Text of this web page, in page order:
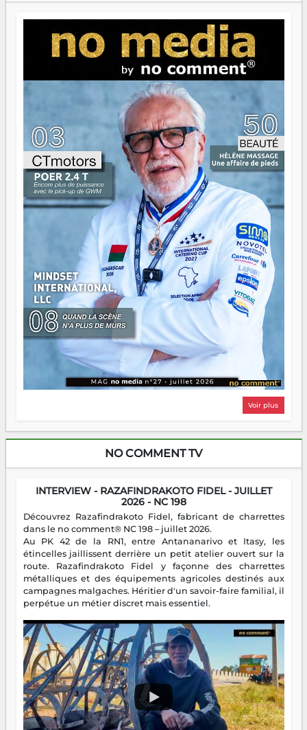
jeunes qui tiennent la torche. Alors oui, on pourrait
s'arrêter là, applaudir et rentrer chez soi satisfait. Mais ce
serait passer à côté d'une chose essentielle. La fougue, ça
brûle fort — et parfois, ça brûle vite. Une flamme sans
direction peut éclairer autant qu'elle peut consumer. C'est
là que les aînés entrent en scène — pas pour reprendre le
gouvernail, mais pour montrer où sont les récifs. Les jeunes
ont la force, les vieux ont l'expérience, comme on dit. Ce
n'est pas un combat de générations — c'est une question
d'équipage. Partagez vos réussites, mais aussi vos échecs.
Surtout vos échecs, d'ailleurs — ils enseignent mieux que
n'importe quel manuel. À Madagascar, la barque avance.
Il faut juste s'assurer que tout le monde rame dans le
même sens.
Voir plus
NO COMMENT TV
INTERVIEW - RAZAFINDRAKOTO FIDEL - JUILLET
2026 - NC 198
Découvrez Razafindrakoto Fidel, fabricant de charrettes
dans le no comment® NC 198 – juillet 2026.
Au PK 42 de la RN1, entre Antananarivo et Itasy, les
étincelles jaillissent derrière un petit atelier ouvert sur la
route. Razafindrakoto Fidel y façonne des charrettes
métalliques et des équipements agricoles destinés aux
campagnes malgaches. Héritier d'un savoir-faire familial, il
perpétue un métier discret mais essentiel.